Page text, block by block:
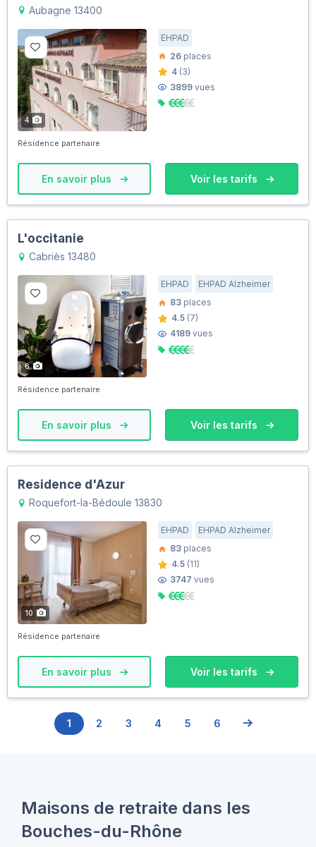
Aubagne 13400
4
EHPAD
26 places
4 (3)
3899 vues
Résidence partenaire
En savoir plus Voir les tarifs
L'occitanie
Cabriès 13480
6
EHPAD
EHPAD Alzheimer
83 places
4.5 (7)
4189 vues
Résidence partenaire
En savoir plus Voir les tarifs
Residence d'Azur
Roquefort-la-Bédoule 13830
10
EHPAD
EHPAD Alzheimer
83 places
4.5 (11)
3747 vues
Résidence partenaire
En savoir plus Voir les tarifs
1 2 3 4 5 6
Maisons de retraite dans les
Bouches-du-Rhône